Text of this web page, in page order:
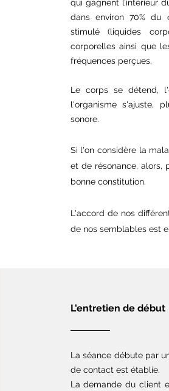
qui gagnent l’intérieur
dans environ 70% du
stimulé (liquides
corporelles ainsi que
fréquences perçues.
Le corps se détend,
l'organisme s'ajuste,
sonore.
Si l'on considère la
et de résonance, alors,
bonne constitution.
L'accord de nos
de nos semblables est
L'entretien de début
La séance débute par
de contact est établie.
La demande du client